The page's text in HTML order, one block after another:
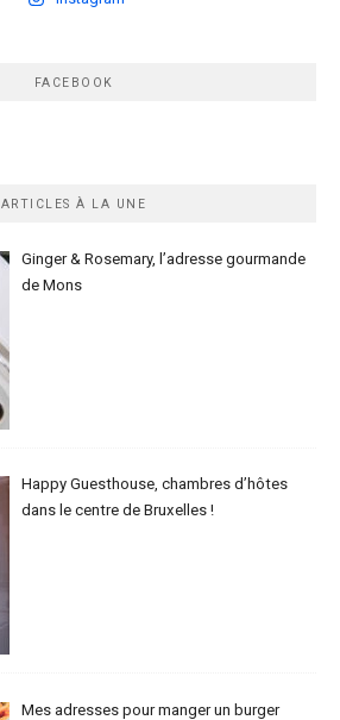
FACEBOOK
ARTICLES À LA UNE
Ginger & Rosemary, l’adresse gourmande
de Mons
Happy Guesthouse, chambres d’hôtes
dans le centre de Bruxelles !
Mes adresses pour manger un burger